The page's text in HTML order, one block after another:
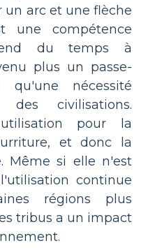
un arc et une flèche
compétence
du temps à
plus un passe-
qu'une nécessité
civilisations.
pour la
et donc la
Même si elle n'est
continue
régions plus
tribus a un impact